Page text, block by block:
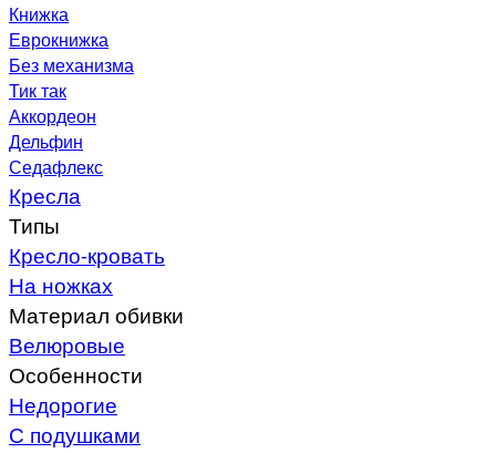
Книжка
Еврокнижка
Без механизма
Тик так
Аккордеон
Дельфин
Седафлекс
Кресла
Типы
Кресло-кровать
На ножках
Материал обивки
Велюровые
Особенности
Недорогие
С подушками